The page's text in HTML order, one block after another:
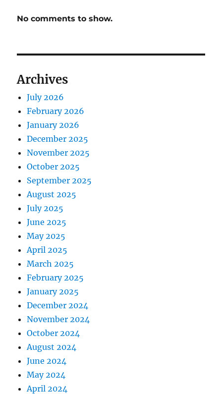
No comments to show.
Archives
July 2026
February 2026
January 2026
December 2025
November 2025
October 2025
September 2025
August 2025
July 2025
June 2025
May 2025
April 2025
March 2025
February 2025
January 2025
December 2024
November 2024
October 2024
August 2024
June 2024
May 2024
April 2024